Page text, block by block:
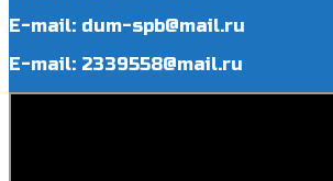
E-mail: dum-spb@mail.ru
E-mail: 2339558@mail.ru